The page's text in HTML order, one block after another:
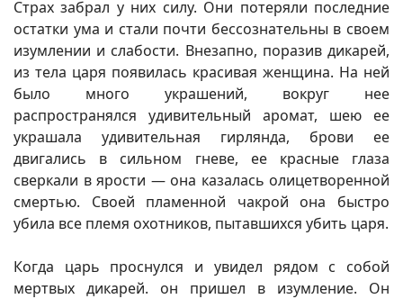
Страх забрал у них силу. Они потеряли последние
остатки ума и стали почти бессознательны в своем
изумлении и слабости. Внезапно, поразив дикарей,
из тела царя появилась красивая женщина. На ней
было много украшений, вокруг нее
распространялся удивительный аромат, шею ее
украшала удивительная гирлянда, брови ее
двигались в сильном гневе, ее красные глаза
сверкали в ярости — она казалась олицетворенной
смертью. Своей пламенной чакрой она быстро
убила все племя охотников, пытавшихся убить царя.
Когда царь проснулся и увидел рядом с собой
мертвых дикарей. он пришел в изумление. Он